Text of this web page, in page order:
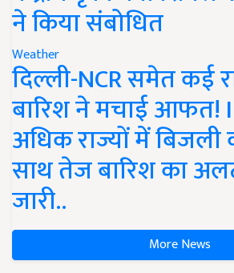
ने किया संबोधित
Weather
दिल्ली-NCR समेत कई
बारिश ने मचाई आफत!
अधिक राज्यों में
साथ तेज बारिश का
जारी..
More News